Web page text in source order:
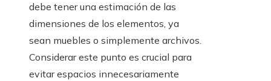
debe tener una estimación de las
dimensiones de los elementos, ya
sean muebles o simplemente archivos.
Considerar este punto es crucial para
evitar espacios innecesariamente